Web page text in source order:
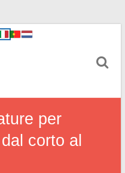
per
corto al